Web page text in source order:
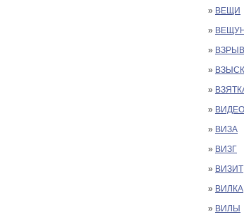
» ВЕЩИ
»
» ВЗРЫВ
»
»
»
» ВИЗА
» ВИЗГ
» ВИЗИТ
» ВИЛКА
» ВИЛЫ